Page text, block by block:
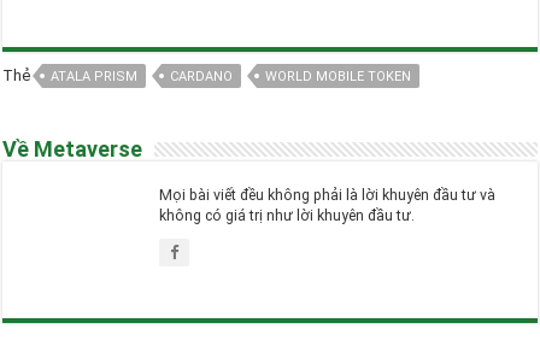
Thẻ ATALA PRISM CARDANO WORLD MOBILE TOKEN
Về Metaverse
Mọi bài viết đều không phải là lời khuyên đầu tư và
không có giá trị như lời khuyên đầu tư.